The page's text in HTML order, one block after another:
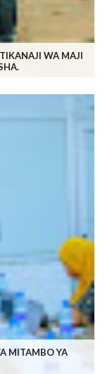
WA MAJI
MITAMBO YA